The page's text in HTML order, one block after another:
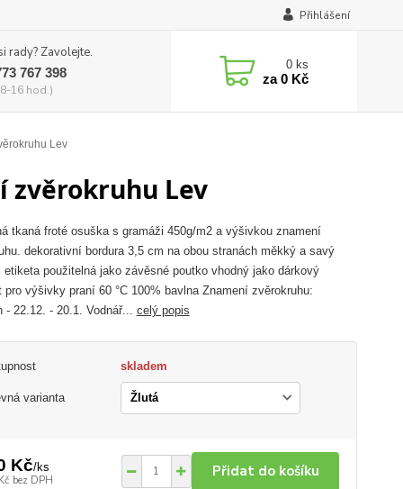
Přihlášení
rady? Zavolejte.
767 398
16 hod.)
0 ks
za0 Kč
Lev
zvěrokruhu Lev
tkaná froté osuška s gramáži 450g/m2 a výšivkou znamení
dekorativní bordura 3,5 cm na obou stranách měkký a savý
etiketa použitelná jako závěsné poutko vhodný jako dárkový
pro výšivky praní 60 °C 100% bavlna Znamení zvěrokruhu:
- 22.12. - 20.1. Vodnář... celý popis
skladem
varianta
Kč/ks
bez DPH
Přidat do košíku